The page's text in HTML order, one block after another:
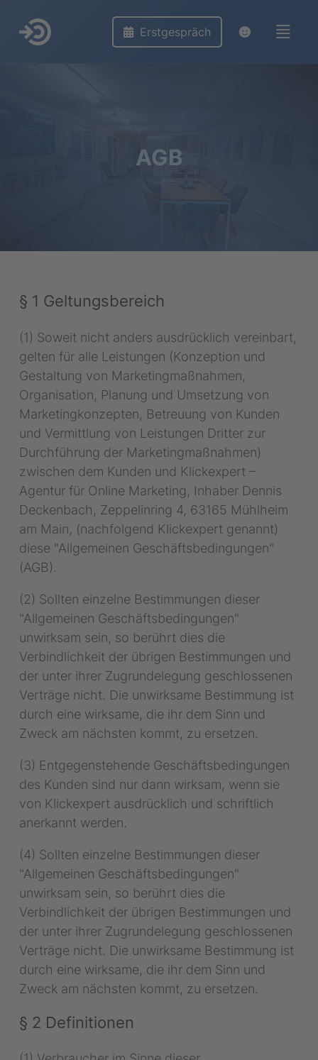
Erstgespräch
AGB
§ 1 Geltungsbereich
(1) Soweit nicht anders ausdrücklich vereinbart,
gelten für alle Leistungen (Konzeption und
Gestaltung von Marketingmaßnahmen,
Organisation, Planung und Umsetzung von
Marketingkonzepten, Betreuung von Kunden
und Vermittlung von Leistungen Dritter zur
Durchführung der Marketingmaßnahmen)
zwischen dem Kunden und Klickexpert –
Agentur für Online Marketing, Inhaber Dennis
Deckenbach, Zeppelinring 4, 63165 Mühlheim
am Main, (nachfolgend Klickexpert genannt)
diese "Allgemeinen Geschäftsbedingungen"
(AGB).
(2) Sollten einzelne Bestimmungen dieser
"Allgemeinen Geschäftsbedingungen"
unwirksam sein, so berührt dies die
Verbindlichkeit der übrigen Bestimmungen und
der unter ihrer Zugrundelegung geschlossenen
Verträge nicht. Die unwirksame Bestimmung ist
durch eine wirksame, die ihr dem Sinn und
Zweck am nächsten kommt, zu ersetzen.
(3) Entgegenstehende Geschäftsbedingungen
des Kunden sind nur dann wirksam, wenn sie
von Klickexpert ausdrücklich und schriftlich
anerkannt werden.
(4) Sollten einzelne Bestimmungen dieser
"Allgemeinen Geschäftsbedingungen"
unwirksam sein, so berührt dies die
Verbindlichkeit der übrigen Bestimmungen und
der unter ihrer Zugrundelegung geschlossenen
Verträge nicht. Die unwirksame Bestimmung ist
durch eine wirksame, die ihr dem Sinn und
Zweck am nächsten kommt, zu ersetzen.
§ 2 Definitionen